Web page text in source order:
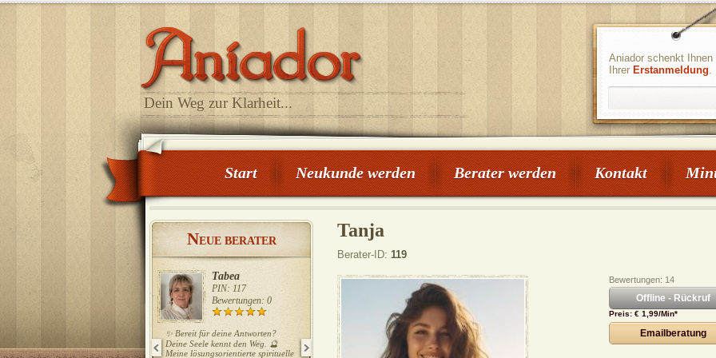
Dein Weg zur Klarheit...
Aniador schenkt Ihnen
Ihrer Erstanmeldung.
Start Neukunde werden Berater werden Kontakt
NEUE BERATER
Tabea
PIN: 117
Bewertungen: 0
✨ Bereit für deine Antworten?
Deine Seele kennt den Weg. 🔮
Meine lösungsorientierte spirituelle
Lucas
Bewertungen: 0
💫 Spiritueller Kartenleger – Liebe,
Schicksal & Erfolg
Gaby Köster
PIN: 110
Bewertungen: 0
Ich lege seit über 40 Jahren die
Karten, habe diverse
Weiterbildungen in der
Nikolaus
PIN: 120
Bewertungen: 2
Ich biete dir meinen ganzen
Erfahrungsschatz von
Tanja
Berater-ID: 119
Bewertungen: 14
Offline - Rückruf
Preis: € 1,99/Min*
Emailberatung